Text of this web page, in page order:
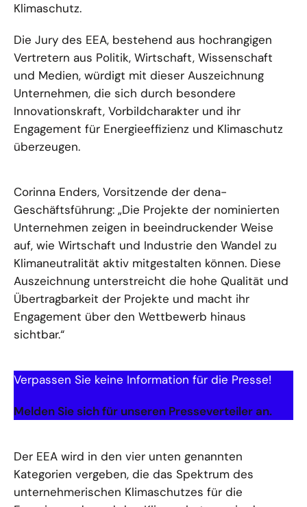
Klimaschutz.
Die Jury des EEA, bestehend aus hochrangigen
Vertretern aus Politik, Wirtschaft, Wissenschaft
und Medien, würdigt mit dieser Auszeichnung
Unternehmen, die sich durch besondere
Innovationskraft, Vorbildcharakter und ihr
Engagement für Energieeffizienz und Klimaschutz
überzeugen.
Corinna Enders, Vorsitzende der dena-
Geschäftsführung: „Die Projekte der nominierten
Unternehmen zeigen in beeindruckender Weise
auf, wie Wirtschaft und Industrie den Wandel zu
Klimaneutralität aktiv mitgestalten können. Diese
Auszeichnung unterstreicht die hohe Qualität und
Übertragbarkeit der Projekte und macht ihr
Engagement über den Wettbewerb hinaus
sichtbar.“
Verpassen Sie keine Information für die Presse!
Melden Sie sich für unseren Presseverteiler an.
Der EEA wird in den vier unten genannten
Kategorien vergeben, die das Spektrum des
unternehmerischen Klimaschutzes für die